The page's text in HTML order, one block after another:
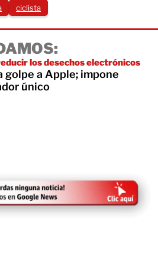
ciclista
los desechos electrónicos
golpe a Apple; impone
único